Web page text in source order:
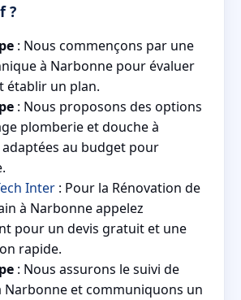
?
: Nous commençons par une
à Narbonne pour évaluer
établir un plan.
: Nous proposons des options
plomberie et douche à
au budget pour
Inter : Pour la Rénovation de
à Narbonne appelez
pour un devis gratuit et une
rapide.
: Nous assurons le suivi de
Narbonne et communiquons un